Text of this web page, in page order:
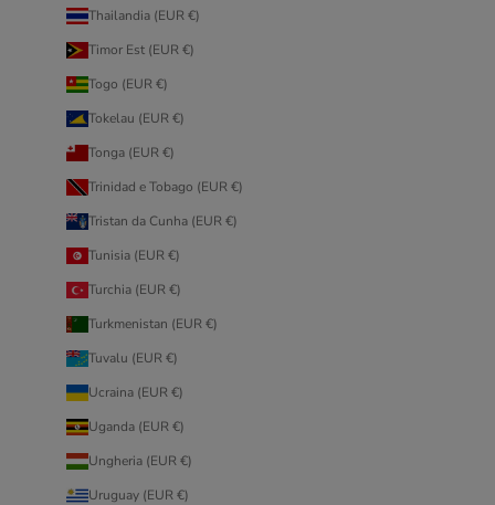
Thailandia (EUR €)
Timor Est (EUR €)
Togo (EUR €)
Tokelau (EUR €)
Tonga (EUR €)
Trinidad e Tobago (EUR €)
Tristan da Cunha (EUR €)
Tunisia (EUR €)
Turchia (EUR €)
Turkmenistan (EUR €)
Tuvalu (EUR €)
Ucraina (EUR €)
Uganda (EUR €)
Ungheria (EUR €)
Uruguay (EUR €)